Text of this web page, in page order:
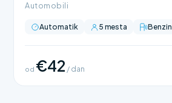
Automobili
Automatik 5 mesta Benzin
od €42 / dan